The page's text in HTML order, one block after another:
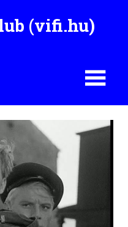
(vifi.hu)